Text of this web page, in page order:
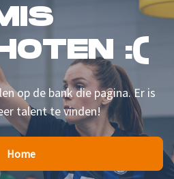
:(
op de bank die pagina. Er is
talent te vinden!
Home